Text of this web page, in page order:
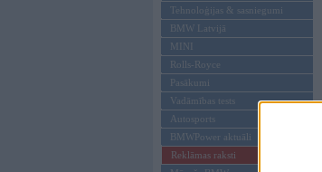
Tehnoloģijas & sasniegumi
BMW Latvijā
MINI
Rolls-Royce
Pasākumi
Vadāmības tests
Autosports
BMWPower aktuāli
Reklāmas raksti